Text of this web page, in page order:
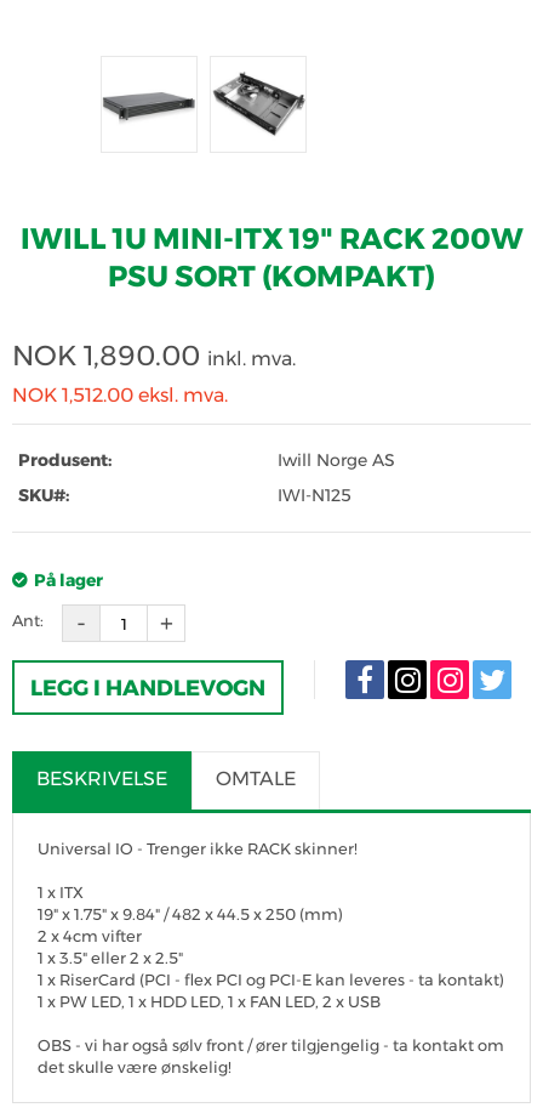
IWILL 1U MINI-ITX 19" RACK 200W
PSU SORT (KOMPAKT)
NOK 1,890.00 inkl. mva.
NOK 1,512.00 eksl. mva.
Produsent:
Iwill Norge AS
SKU#:
IWI-N125
På lager
Ant:
LEGG I HANDLEVOGN
BESKRIVELSE OMTALE
Universal IO - Trenger ikke RACK skinner!
1 x ITX
19" x 1.75" x 9.84" / 482 x 44.5 x 250 (mm)
2 x 4cm vifter
1 x 3.5" eller 2 x 2.5"
1 x RiserCard (PCI - flex PCI og PCI-E kan leveres - ta kontakt)
1 x PW LED, 1 x HDD LED, 1 x FAN LED, 2 x USB
OBS - vi har også sølv front / ører tilgjengelig - ta kontakt om
det skulle være ønskelig!